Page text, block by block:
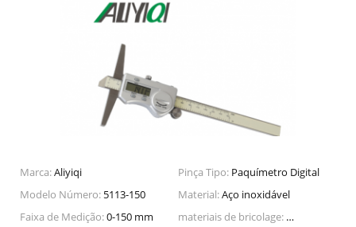
Marca:Aliyiqi Pinça Tipo: Paquímetro Digital
Modelo Número: 5113-150 Material:Aço inoxidável
Faixa de Medição:0-150 mm materiais de bricolage:
Metalurgia